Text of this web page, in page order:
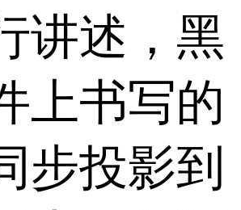
讲述，黑
上书写的
步投影到